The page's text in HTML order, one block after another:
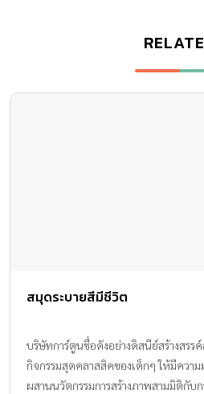
สมุดระบายสีมีชีวิต
บริษัทการ์ตูนชื่อดังอย่างดิสนีย์สร้างสรร
กิจกรรมสุดคลาสสิคของเด็กๆ ให้มีความ
ผสานนวัตกรรมการสร้างภาพสามมิติกับ